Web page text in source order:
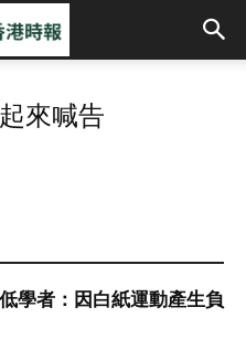
來喊告
學者：因白紙運動產生負